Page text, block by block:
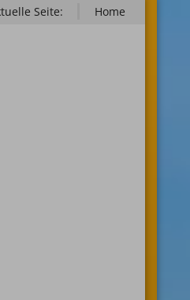
Seite: Home